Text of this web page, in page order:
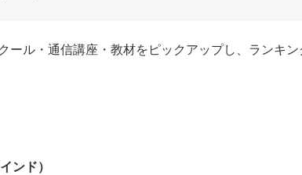
ール・通信講座・教材をピックアップし、ランキ
ンド）